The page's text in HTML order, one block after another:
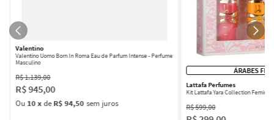
Valentino
Valentino Uomo Born In Roma Eau de Parfum Intense - Perfume
Masculino
R$1.139,00
R$945,00
Ou 10xdeR$ 94,50 sem juros
ÁRABES
Lattafa Perfumes
Kit Lattafa Yara Collection
R$599,00